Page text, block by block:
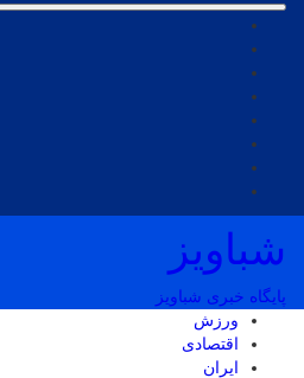
شباویز
پایگاه خبری شباویز
ورزش
اقتصادی
ایران